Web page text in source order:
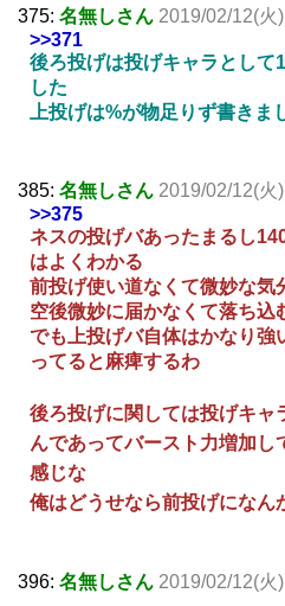
375: 名無しさん 2019/02/12(火
>>371
後ろ投げは投げキャラとして
した
上投げは%が物足りず書きま
385: 名無しさん 2019/02/12(火
>>375
ネスの投げバあったまるし
はよくわかる
前投げ使い道なくて微妙な気
空後微妙に届かなくて落ち込
でも上投げバ自体はかなり強
ってると麻痺するわ
後ろ投げに関しては投げキャ
んであってバースト力増加
感じな
俺はどうせなら前投げになん
396: 名無しさん 2019/02/12(火